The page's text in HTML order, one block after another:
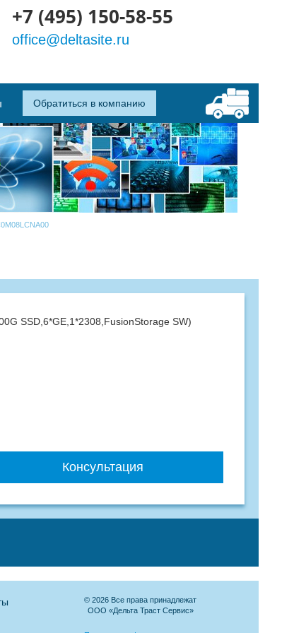
+7 (495) 150-58-55
office@deltasite.ru
Обратиться в компанию
SSD,6*GE,1*2308,FusionStorage SW)
Консультация
© 2026 Все права принадлежат
ООО «Дельта Траст Сервис»